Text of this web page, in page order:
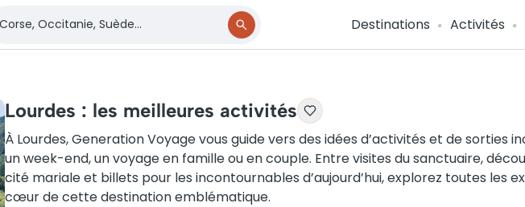
Destinations Activités
Lourdes : les meilleures activités
À Lourdes, Generation Voyage vous guide vers des idées d’activités et de sorties
un week-end, un voyage en famille ou en couple. Entre visites du sanctuaire,
cité mariale et billets pour les incontournables d’aujourd’hui, explorez toutes les
cœur de cette destination emblématique.